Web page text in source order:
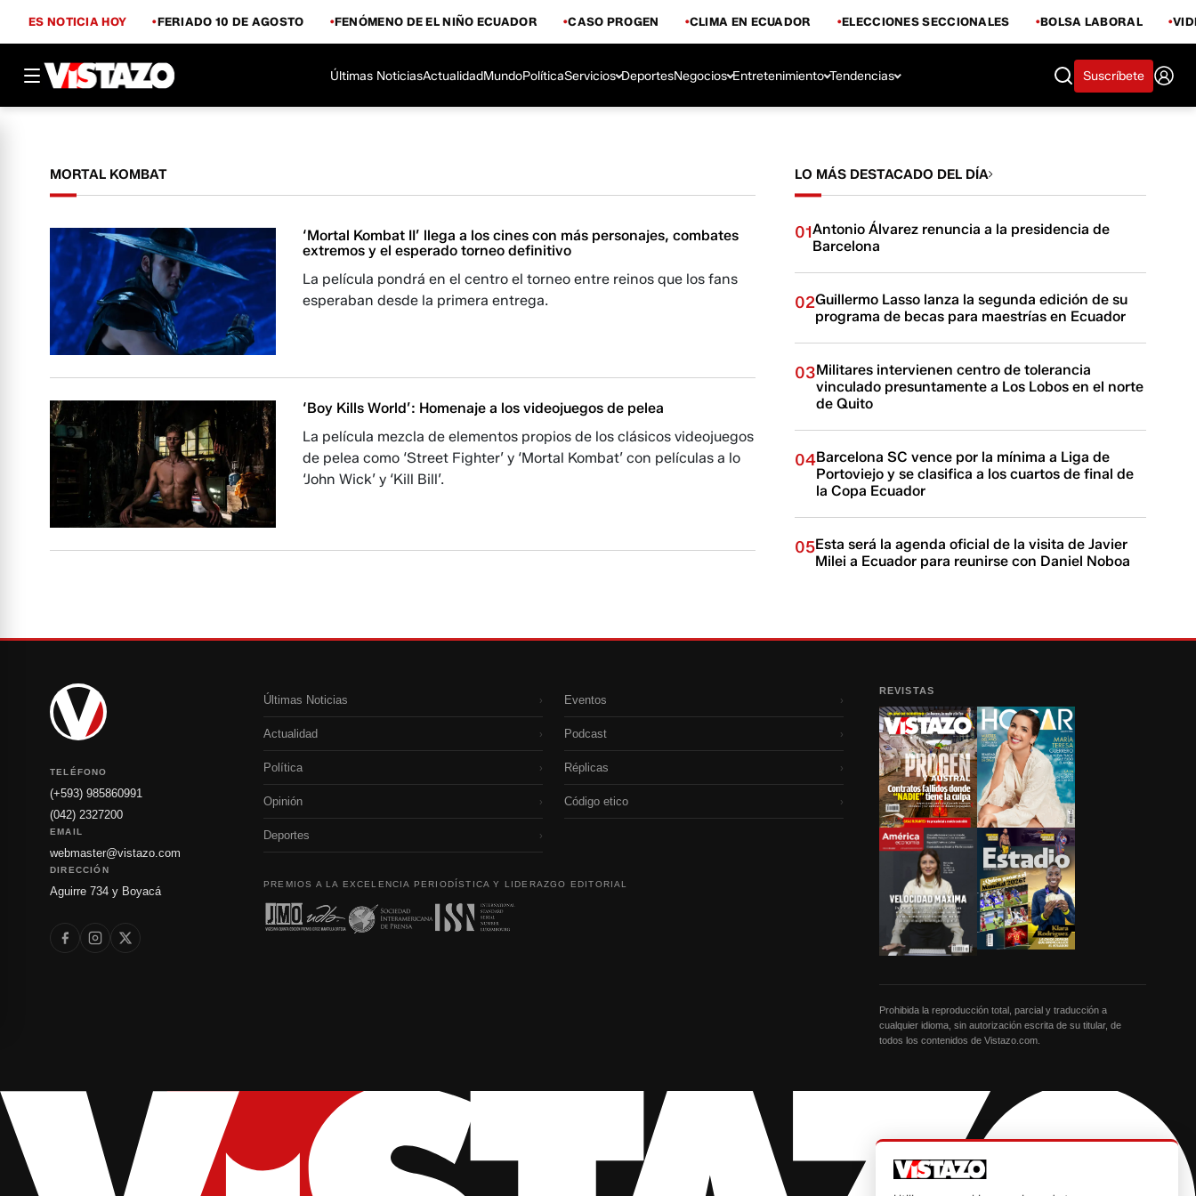
ES NOTICIA HOY FERIADO 10 DE AGOSTO FENÓMENO DE EL NIÑO ECUADOR CASO PROGEN CLIMA EN ECUADOR ELECCIONES SECCIONALES BOLSA LABORAL
Últimas NoticiasActualidadMundoPolíticaServicios DeportesNegocios Entretenimiento Tendencias Suscríbete
MORTAL KOMBAT
‘Mortal Kombat II’ llega a los cines con más personajes, combates
extremos y el esperado torneo definitivo
La película pondrá en el centro el torneo entre reinos que los fans
esperaban desde la primera entrega.
‘Boy Kills World’: Homenaje a los videojuegos de pelea
La película mezcla de elementos propios de los clásicos videojuegos
de pelea como ‘Street Fighter’ y ‘Mortal Kombat’ con películas a lo
‘John Wick’ y ‘Kill Bill’.
LO MÁS DESTACADO DEL DÍA
01Antonio Álvarez renuncia a la presidencia de
Barcelona
02Guillermo Lasso lanza la segunda edición de su
programa de becas para maestrías en Ecuador
03Militares intervienen centro de tolerancia
vinculado presuntamente a Los Lobos en el norte
de Quito
04Barcelona SC vence por la mínima a Liga de
Portoviejo y se clasifica a los cuartos de final de
la Copa Ecuador
05Esta será la agenda oficial de la visita de Javier
Milei a Ecuador para reunirse con Daniel Noboa
TELÉFONO
(+593) 985860991
(042) 2327200
EMAIL
webmaster@vistazo.com
DIRECCIÓN
Aguirre 734 y Boyacá
Últimas Noticias ›
Actualidad ›
Política ›
Opinión ›
Deportes ›
Eventos ›
Podcast ›
Réplicas ›
Código etico ›
PREMIOS A LA EXCELENCIA PERIODÍSTICA Y LIDERAZGO EDITORIAL
REVISTAS
Prohibida la reproducción total, parcial y traducción a
cualquier idioma, sin autorización escrita de su titular, de
todos los contenidos de Vistazo.com.